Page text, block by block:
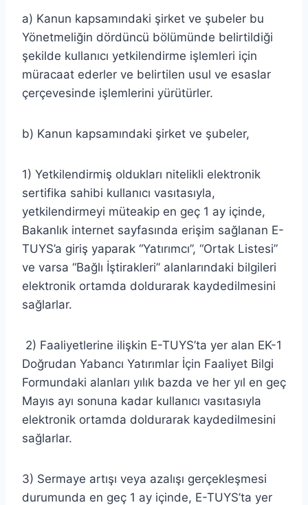
a) Kanun kapsamındaki şirket ve şubeler bu
Yönetmeliğin dördüncü bölümünde belirtildiği
şekilde kullanıcı yetkilendirme işlemleri için
müracaat ederler ve belirtilen usul ve esaslar
çerçevesinde işlemlerini yürütürler.
b) Kanun kapsamındaki şirket ve şubeler,
1) Yetkilendirmiş oldukları nitelikli elektronik
sertifika sahibi kullanıcı vasıtasıyla,
yetkilendirmeyi müteakip en geç 1 ay içinde,
Bakanlık internet sayfasında erişim sağlanan E-
TUYS’a giriş yaparak “Yatırımcı”, “Ortak Listesi”
ve varsa “Bağlı İştirakleri” alanlarındaki bilgileri
elektronik ortamda doldurarak kaydedilmesini
sağlarlar.
2) Faaliyetlerine ilişkin E-TUYS’ta yer alan EK-1
Doğrudan Yabancı Yatırımlar İçin Faaliyet Bilgi
Formundaki alanları yılık bazda ve her yıl en geç
Mayıs ayı sonuna kadar kullanıcı vasıtasıyla
elektronik ortamda doldurarak kaydedilmesini
sağlarlar.
3) Sermaye artışı veya azalışı gerçekleşmesi
durumunda en geç 1 ay içinde, E-TUYS’ta yer